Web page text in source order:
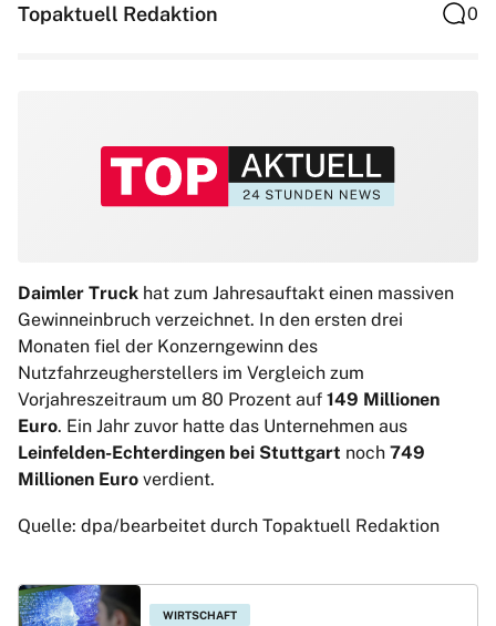
Topaktuell Redaktion 0
Daimler Truck hat zum Jahresauftakt einen massiven
Gewinneinbruch verzeichnet. In den ersten drei
Monaten fiel der Konzerngewinn des
Nutzfahrzeugherstellers im Vergleich zum
Vorjahreszeitraum um 80 Prozent auf 149 Millionen
Euro. Ein Jahr zuvor hatte das Unternehmen aus
Leinfelden-Echterdingen bei Stuttgart noch 749
Millionen Euro verdient.
Quelle: dpa/bearbeitet durch Topaktuell Redaktion
WIRTSCHAFT